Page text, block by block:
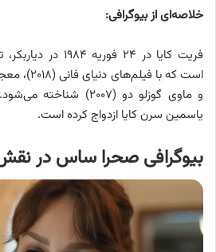
خلاصه‌ای از بیوگرافی:
فریت کایا در ۲۴
یاسمین سرن کایا ازدواج کرده است.
بیوگرافی صحرا ساس در نقش